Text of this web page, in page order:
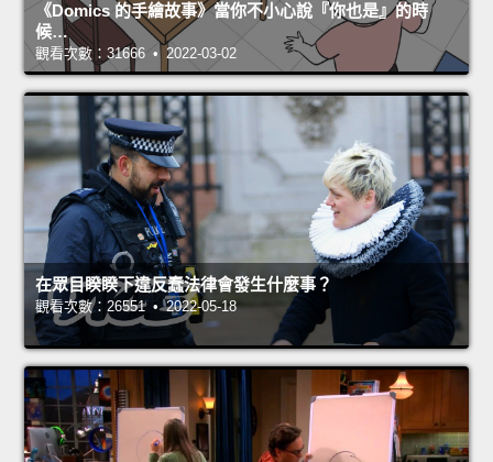
《Domics 的手繪故事》當你不小心說『你也是』的時
候…
觀看次數：31666 • 2022-03-02
在眾目睽睽下違反蠢法律會發生什麼事？
觀看次數：26551 • 2022-05-18